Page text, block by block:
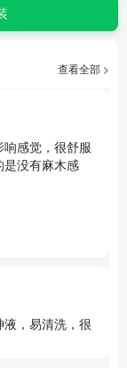
查看全部 >
感觉，很舒服
没有麻木感
，易清洗，很